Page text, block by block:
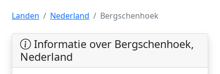
Landen Nederland Bergschenhoek
Informatie over Bergschenhoek,
Nederland